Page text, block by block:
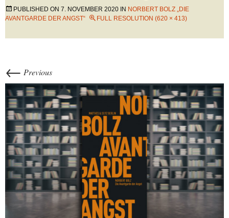
PUBLISHED ON 7. NOVEMBER 2020 IN NORBERT BOLZ „DIE
AVANTGARDE DER ANGST“
FULL RESOLUTION (620 × 413)
← Previous